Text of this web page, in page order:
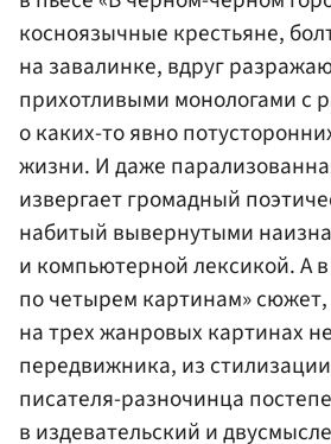
косноязычные крестьяне,
на завалинке, вдруг
прихотливыми монологами с
о каких-то явно
жизни. И даже
извергает громадный
набитый вывернутыми
и компьютерной лексикой. А
по четырем картинам»
на трех жанровых картинах
передвижника, из
писателя-разночинца
в издевательский и